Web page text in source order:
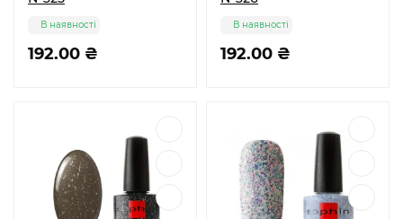
192.00 ₴
В наявності
192.00 ₴
В наявності